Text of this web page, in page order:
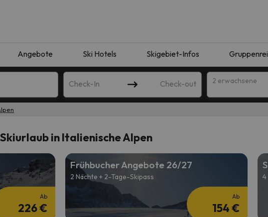
Angebote Ski Hotels Skigebiet-Infos
Check-In Check-out 2 erwachsene
gefunden, die Ihrer Suche entsprechen. Versuchen Sie, das Ziel zu ändern.
in Italienische Alpen
Ab
226 €
Frühbucher Angebote 26/27
2 Nächte + 2-Tage-Skipass
Ab
154 €
4